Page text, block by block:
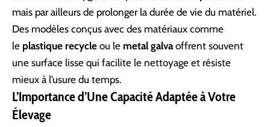
mais par ailleurs de prolonger la durée de vie du matériel.
Des modèles conçus avec des matériaux comme
le plastique recycle ou le metal galvaoffrent souvent
une surface lisse qui facilite le nettoyage et résiste
mieux à l’usure du temps.
L’Importance d’Une Capacité Adaptée à Votre
Élevage